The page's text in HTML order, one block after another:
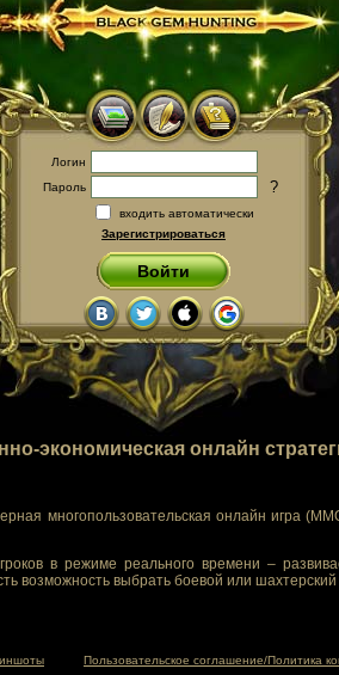
Логин
Пароль
?
входить автоматически
Зарегистрироваться
Войти
экономическая онлайн
многопользовательская онлайн игра
в режиме реального времени –
возможность выбрать боевой или шахтерский
Пользовательское соглашение/Политика